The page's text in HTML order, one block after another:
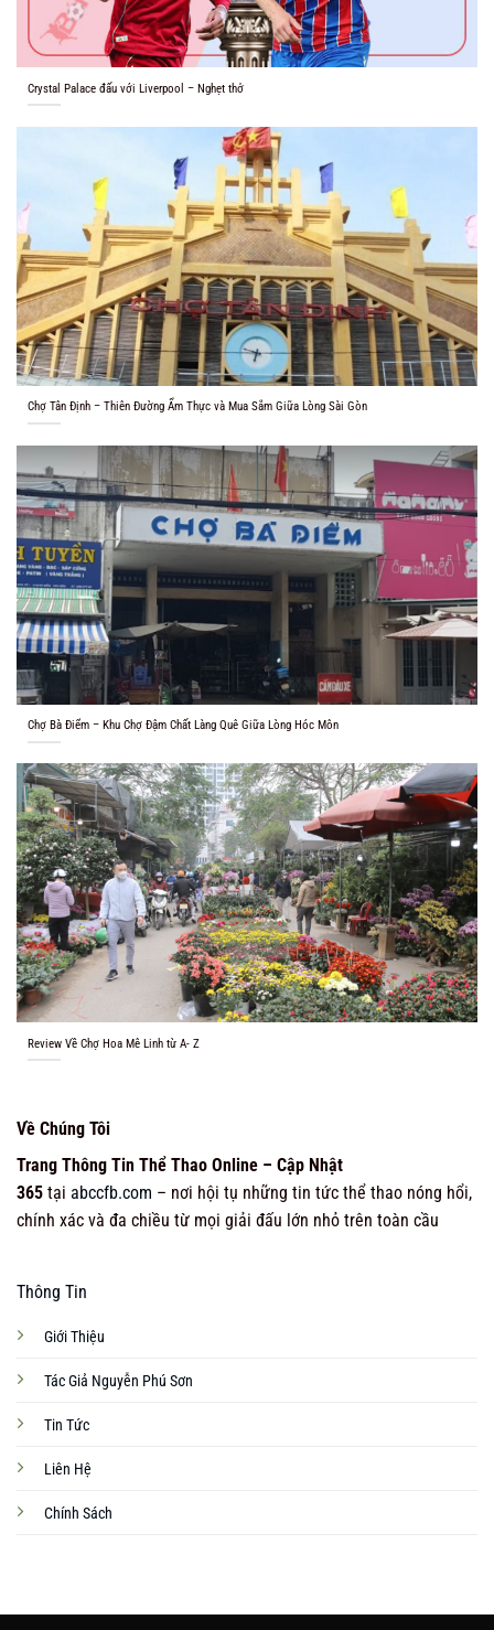
Về Chúng Tôi
Trang Thông Tin Thể Thao Online – Cập Nhật
365tại abccfb.com – nơi hội tụ những tin tức thể thao nóng hổi,
chính xác và đa chiều từ mọi giải đấu lớn nhỏ trên toàn cầu
Thông Tin
Giới Thiệu
Tác Giả Nguyễn Phú Sơn
Tin Tức
Liên Hệ
Chính Sách
Crystal Palace đấu với Liverpool – Nghẹt thở
Chợ Tân Định – Thiên Đường Ẩm Thực và Mua Sắm Giữa Lòng Sài Gòn
Chợ Bà Điểm – Khu Chợ Đậm Chất Làng Quê Giữa Lòng Hóc Môn
Review Về Chợ Hoa Mê Linh từ A- Z